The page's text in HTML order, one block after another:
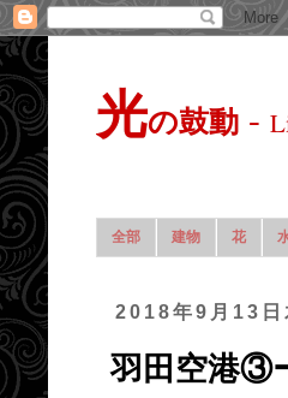
光の鼓動 -
全部 建物 花
2018年9月13日
羽田空港③